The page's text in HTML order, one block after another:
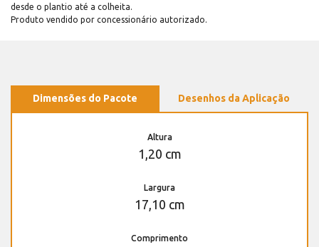
desde o plantio até a colheita.
Produto vendido por concessionário autorizado.
Dimensões do Pacote Desenhos da Aplicação
Altura
1,20 cm
Largura
17,10 cm
Comprimento